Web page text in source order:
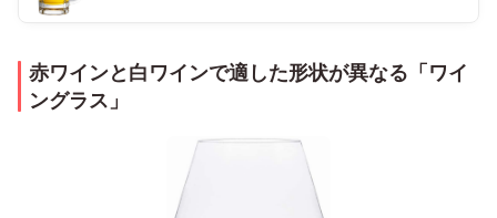
赤ワインと白ワインで適した形状が異なる「ワイ
ングラス」